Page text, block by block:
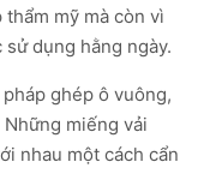
mỹ mà còn vì
dụng hằng ngày.
ghép ô vuông,
miếng vải
nhau một cách cẩn